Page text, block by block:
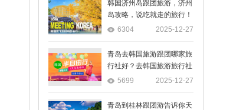
韩国济州岛跟团旅游，济州
岛攻略，说吃就走的旅行！
6304
2025-12-27
青岛去韩国旅游跟团哪家旅
行社好？去韩国旅游旅行社
5699
2025-12-27
青岛到桂林跟团游告诉你天